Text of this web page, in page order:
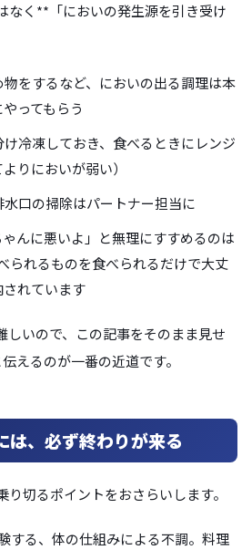
なく**「においの発生源を引き受け
物をするなど、においの出る調理は本
ってもらう
冷凍しておき、食べるときにレンジ
りにおいが弱い）
口の掃除はパートナー担当に
んに悪いよ」と無理にすすめるのは
られるものを食べられるだけで大丈
れています
しいので、この記事をそのまま見せ
えるのが一番の近道です。
は、必ず終わりが来る
切るポイントをおさらいします。
する、体の仕組みによる不調。料理